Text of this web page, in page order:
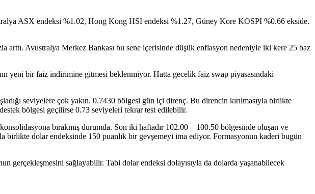
ASX endeksi %1.02, Hong Kong HSI endeksi %1.27, Güney Kore KOSPI %0.66 ekside.
arttı. Avustralya Merkez Bankası bu sene içerisinde düşük enflasyon nedeniyle iki kere 25 baz
yeni bir faiz indirimine gitmesi beklenmiyor. Hatta gecelik faiz swap piyasasındaki
seviyelere çok yakın. 0.7430 bölgesi gün içi direnç. Bu direncin kırılmasıyla birlikte
bölgesi geçilirse 0.73 seviyeleri tekrar test edilebilir.
bırakmış durumda. Son iki haftadır 102.00 – 100.50 bölgesinde oluşan ve
birlikte dolar endeksinde 150 puanlık bir gevşemeyi ima ediyor. Formasyonun kaderi bugün
sağlayabilir. Tabi dolar endeksi dolayısıyla da dolarda yaşanabilecek